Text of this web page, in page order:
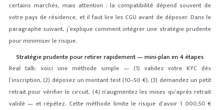
certains marchés, mais attention : la compatibilité dépend souvent de
votre pays de résidence, et il faut lire les CGU avant de déposer. Dans le
paragraphe suivant, j’explique comment intégrer une stratégie prudente
pour minimiser le risque.
Stratégie prudente pour retirer rapidement — mini-plan en 4 étapes
Real talk: voici une méthode simple — (1) validez votre KYC dès
l’inscription, (2) déposez un montant test (10–50 €), (3) demandez un petit
retrait pour vérifier le circuit, (4) n’augmentez les mises qu’après retrait
validé — et répétez. Cette méthode limite le risque d’avoir 1 000,50 €